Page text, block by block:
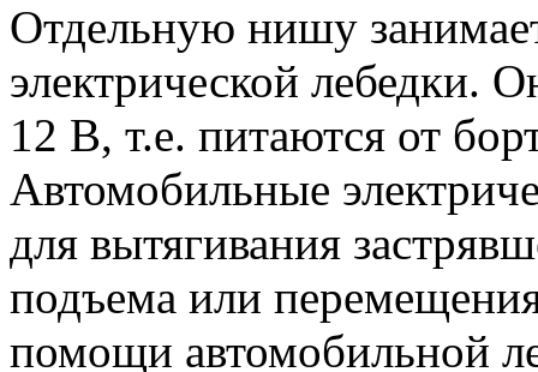
Отдельную нишу
электрической лебедки.
12 В, т.е. питаются от
Автомобильные
для вытягивания
подъема или
помощи автомобильной